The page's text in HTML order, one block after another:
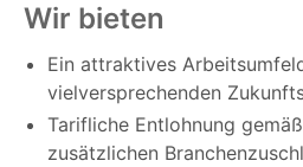
Wir bieten
Ein attraktives
vielversprechenden
Tarifliche Entlohnung
zusätzlichen